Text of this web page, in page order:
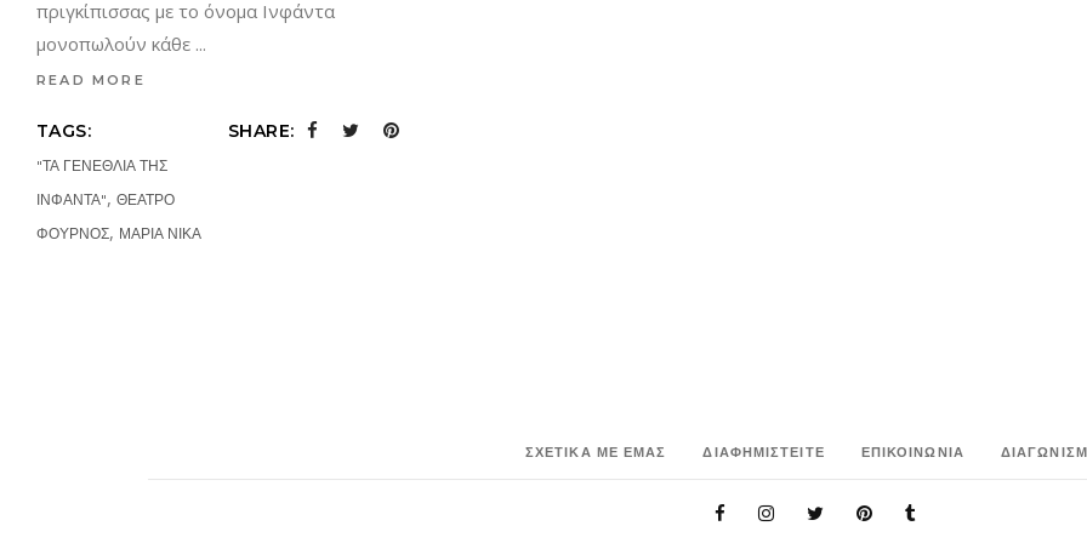
πριγκίπισσας με το όνομα Ινφάντα
μονοπωλούν κάθε
READ MORE
TAGS:
"ΤΑ ΓΕΝΕΘΛΙΑ ΤΗΣ
ΙΝΦΑΝΤΑ", ΘΕΑΤΡΟ
ΦΟΥΡΝΟΣ, ΜΑΡΙΑ ΝΙΚΑ
SHARE:
ΣΧΕΤΙΚΑ ΜΕ ΕΜΑΣ ΔΙΑΦΗΜΙΣΤΕΙΤΕ ΕΠΙΚΟΙΝΩΝΙΑ